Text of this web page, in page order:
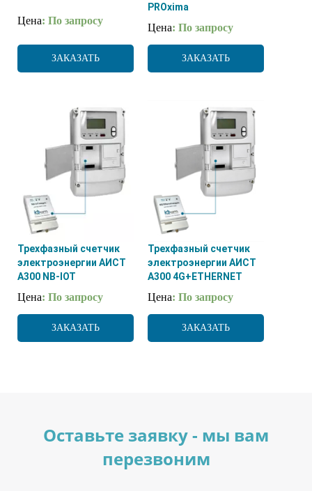
Цена: По запросу
ЗАКАЗАТЬ
PROxima
Цена: По запросу
ЗАКАЗАТЬ
Трехфазный счетчик
электроэнергии АИСТ
А300 NB-IOT
Цена: По запросу
ЗАКАЗАТЬ
Трехфазный счетчик
электроэнергии АИСТ
А300 4G+ETHERNET
Цена: По запросу
ЗАКАЗАТЬ
Оставьте заявку - мы вам
перезвоним